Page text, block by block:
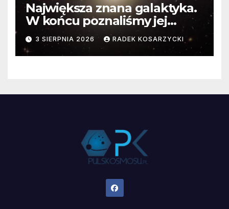
Największa znana galaktyka.
W końcu poznaliśmy jej
faktyczne wymiary
3 SIERPNIA 2026 RADEK KOSARZYCKI